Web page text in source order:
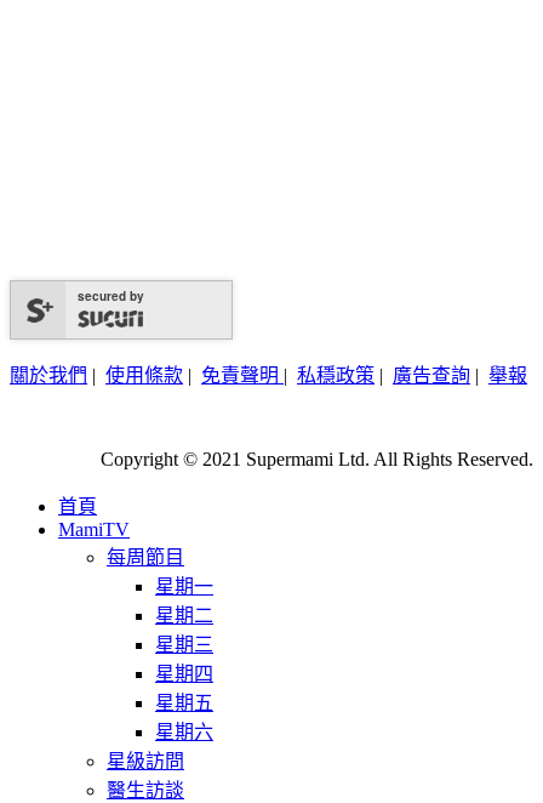
secured by
關於我們 | 使用條款 | 免責聲明 | 私穩政策 | 廣告查詢 | 舉報
Copyright © 2021 Supermami Ltd. All Rights Reserved.
首頁
MamiTV
每周節目
星期一
星期二
星期三
星期四
星期五
星期六
星級訪問
醫生訪談